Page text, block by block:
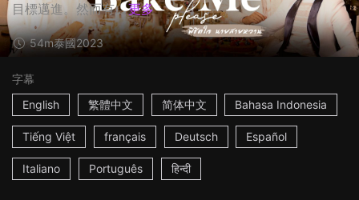
目標邁進。然而有... 更多
54m泰國2023
字幕
English
繁體中文 简体中文 Bahasa Indonesia
Tiếng Việt français Deutsch Español
Italiano Português हिन्दी